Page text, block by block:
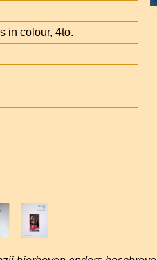
in colour, 4to.